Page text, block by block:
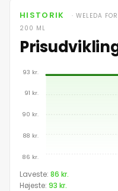
HISTORIK
· WELEDA
200 ML
93 kr.
91 kr.
90 kr.
88 kr.
86 kr.
Prisudvikling for
Laveste: 86 kr.
Højeste: 93 kr.